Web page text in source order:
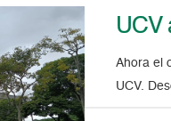
UCV
Ahora el
UCV.